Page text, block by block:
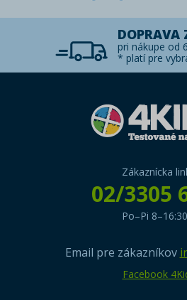
DOPRAVA
pri nákupe od
* platí pre
Zákaznícka
02/3305
Po–Pi
Email pre zákazníkov
Facebook